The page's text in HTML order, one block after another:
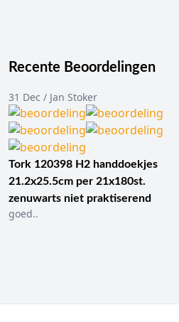
Recente Beoordelingen
31 Dec / Jan Stoker
Tork 120398 H2 handdoekjes
21.2x25.5cm per 21x180st.
zenuwarts niet praktiserend
goed..